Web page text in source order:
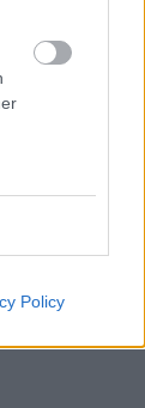
Policy